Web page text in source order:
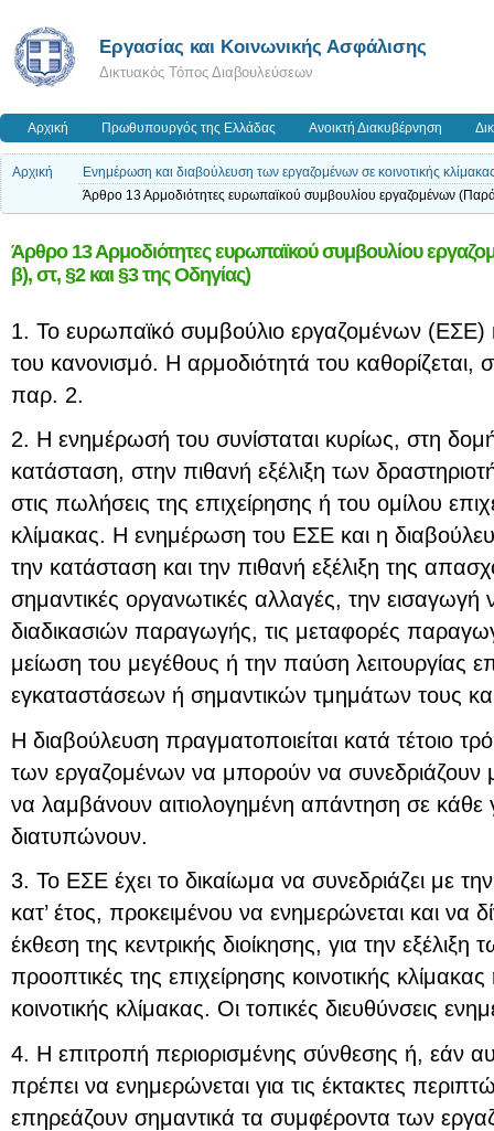
Εργασίας και Κοινωνικής Ασφάλισης
Δικτυακός Τόπος Διαβουλεύσεων
Αρχική Πρωθυπουργός της Ελλάδας Ανοικτή Διακυβέρνηση
Αρχική
Ενημέρωση και διαβούλευση των εργαζομένων σε κοινοτικής κλίμακας
Άρθρο 13 Αρμοδιότητες ευρωπαϊκού συμβουλίου εργαζομένων
Άρθρο 13 Αρμοδιότητες ευρωπαϊκού συμβουλίου
β), στ, §2 και §3 της Οδηγίας)
1. Το ευρωπαϊκό συμβούλιο εργαζομένων (ΕΣΕ)
του κανονισμό. Η αρμοδιότητά του
παρ. 2.
2. Η ενημέρωσή του συνίσταται κυρίως, στη
κατάσταση, στην πιθανή εξέλιξη των
στις πωλήσεις της επιχείρησης ή του ομίλου
κλίμακας. Η ενημέρωση του ΕΣΕ και η
την κατάσταση και την πιθανή εξέλιξη της
σημαντικές οργανωτικές αλλαγές, την
διαδικασιών παραγωγής, τις μεταφορές
μείωση του μεγέθους ή την παύση λειτουργίας
εγκαταστάσεων ή σημαντικών τμημάτων τους
Η διαβούλευση πραγματοποιείται κατά τέτοιο
των εργαζομένων να μπορούν να συνεδριάζουν
να λαμβάνουν αιτιολογημένη απάντηση σε
διατυπώνουν.
3. Το ΕΣΕ έχει το δικαίωμα να συνεδριάζει με
κατ’ έτος, προκειμένου να ενημερώνεται και να
έκθεση της κεντρικής διοίκησης, για την εξέλιξη
προοπτικές της επιχείρησης κοινοτικής
κοινοτικής κλίμακας. Οι τοπικές διευθύνσεις
4. Η επιτροπή περιορισμένης σύνθεσης ή, εάν
πρέπει να ενημερώνεται για τις έκτακτες
επηρεάζουν σημαντικά τα συμφέροντα των